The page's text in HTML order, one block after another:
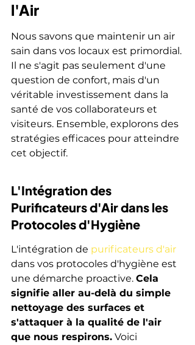
l'Air
Nous savons que maintenir un air
sain dans vos locaux est primordial.
Il ne s'agit pas seulement d'une
question de confort, mais d'un
véritable investissement dans la
santé de vos collaborateurs et
visiteurs. Ensemble, explorons des
stratégies efficaces pour atteindre
cet objectif.
L'Intégration des
Purificateurs d'Air dans les
Protocoles d'Hygiène
L'intégration de purificateurs d'air
dans vos protocoles d'hygiène est
une démarche proactive. Cela
signifie aller au-delà du simple
nettoyage des surfaces et
s'attaquer à la qualité de l'air
que nous respirons. Voici